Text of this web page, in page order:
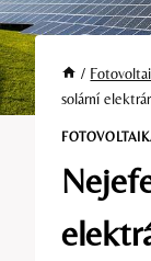
/
solární